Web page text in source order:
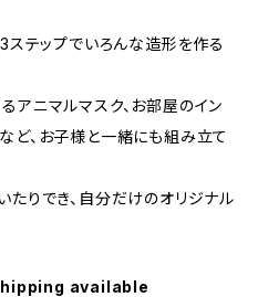
ステップでいろんな造形を作る
アニマルマスク、お部屋のイン
ど、お子様と一緒にも組み立て
たりでき、自分だけのオリジナル
available